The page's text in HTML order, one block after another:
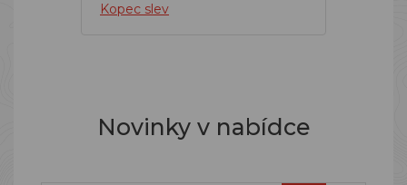
Kopec slev
Novinky v nabídce